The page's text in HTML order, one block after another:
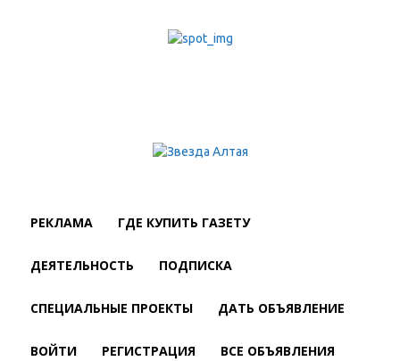
РЕКЛАМА ГДЕ КУПИТЬ ГАЗЕТУ
ДЕЯТЕЛЬНОСТЬ ПОДПИСКА
СПЕЦИАЛЬНЫЕ ПРОЕКТЫ ДАТЬ ОБЪЯВЛЕНИЕ
ВОЙТИ РЕГИСТРАЦИЯ ВСЕ ОБЪЯВЛЕНИЯ